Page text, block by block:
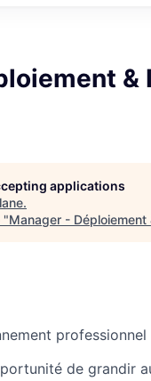
&
applications
.
"Manager - Déploiement
de grandir